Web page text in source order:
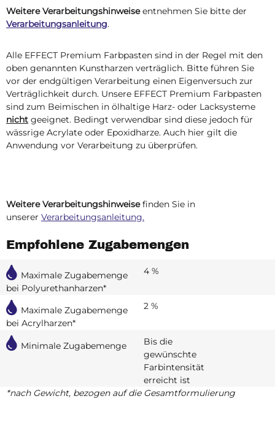
Weitere Verarbeitungshinweiseentnehmen Sie bitte der
Verarbeitungsanleitung.
Alle EFFECT Premium Farbpasten sind in der Regel mit den
oben genannten Kunstharzen verträglich. Bitte führen Sie
vor der endgültigen Verarbeitung einen Eigenversuch zur
Verträglichkeit durch. Unsere EFFECT Premium Farbpasten
sind zum Beimischen in ölhaltige Harz- oder Lacksysteme
nicht geeignet. Bedingt verwendbar sind diese jedoch für
wässrige Acrylate oder Epoxidharze. Auch hier gilt die
Anwendung vor Verarbeitung zu überprüfen.
Weitere Verarbeitungshinweisefinden Sie in
unserer Verarbeitungsanleitung.
Empfohlene Zugabemengen
Maximale Zugabemenge
bei Polyurethanharzen*
4 %
Maximale Zugabemenge
bei Acrylharzen*
2 %
Minimale Zugabemenge
Bis die
gewünschte
Farbintensität
erreicht ist
*nach Gewicht, bezogen auf die Gesamtformulierung